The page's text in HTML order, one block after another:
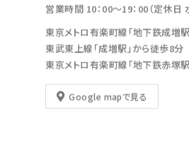
営業時間 10：00～19：00（定休日
東京メトロ有楽町線「地下鉄成増
東武東上線「成増駅」から徒歩8分
東京メトロ有楽町線「地下鉄赤塚
Google mapで見る